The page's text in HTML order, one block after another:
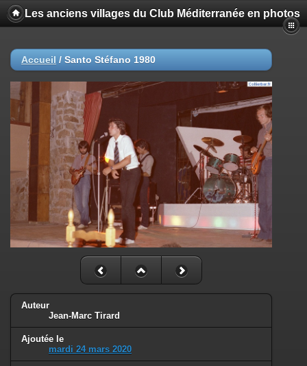
Les anciens villages du Club Méditerranée en photos
Accueil / Santo Stéfano 1980
Auteur
Jean-Marc Tirard
Ajoutée le
mardi 24 mars 2020